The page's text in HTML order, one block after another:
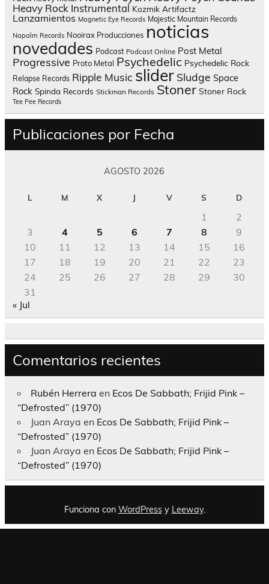
Heavy Rock Instrumental Kozmik Artifactz
Lanzamientos Magnetic Eye Records Majestic Mountain Records
Napalm Records Nooirax Producciones noticias
novedades Podcast Podcast Online Post Metal
Progressive Proto Metal Psychedelic Psychedelic Rock
Relapse Records Ripple Music slider Sludge Space
Rock Spinda Records Stickman Records Stoner Stoner Rock
Tee Pee Records
Publicaciones por Fecha
AGOSTO 2026
L M X J V S D
1
2
3
4 5 6 7 8
9
10
11 12 13 14 15
16
17
18 19 20 21 22
23
24
25 26 27 28 29
30
31
« Jul
Comentarios recientes
Rubén Herrera en Ecos De Sabbath; Frijid Pink –
“Defrosted” (1970)
Juan Araya en Ecos De Sabbath; Frijid Pink –
“Defrosted” (1970)
Juan Araya en Ecos De Sabbath; Frijid Pink –
“Defrosted” (1970)
Funciona con WordPressy Leeway.